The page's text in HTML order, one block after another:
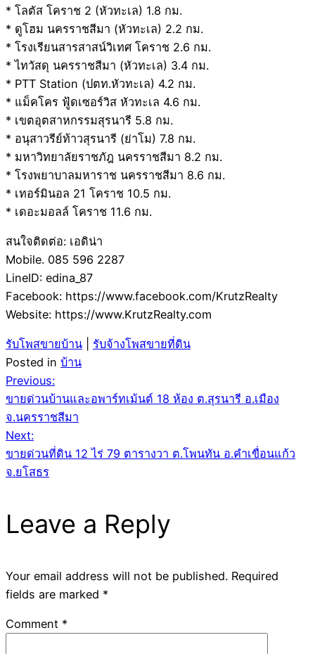
* โลตัส โคราช 2 (หัวทะเล) 1.8 กม.
* ดูโฮม นครราชสีมา (หัวทะเล) 2.2 กม.
* โรงเรียนสารสาสน์วิเทศ โคราช 2.6 กม.
* ไทวัสดุ นครราชสีมา (หัวทะเล) 3.4 กม.
* PTT Station (ปตท.หัวทะเล) 4.2 กม.
* แม็คโคร ฟู้ดเซอร์วิส หัวทะเล 4.6 กม.
* เขตอุตสาหกรรมสุรนารี 5.8 กม.
* อนุสาวรีย์ท้าวสุรนารี (ย่าโม) 7.8 กม.
* มหาวิทยาลัยราชภัฎ นครราชสีมา 8.2 กม.
* โรงพยาบาลมหาราช นครราชสีมา 8.6 กม.
* เทอร์มินอล 21 โคราช 10.5 กม.
* เดอะมอลล์ โคราช 11.6 กม.
สนใจติดต่อ: เอดิน่า
Mobile. 085 596 2287
LineID: edina_87
Facebook: https://www.facebook.com/KrutzRealty
Website: https://www.KrutzRealty.com
รับโพสขายบ้าน
รับจ้างโพสขายที่ดิน
Posted in บ้าน
Post
navigation
Previous:
ขายด่วนบ้านและอพาร์ทเม้นต์ 18 ห้อง ต.สุรนารี อ.เมือง
จ.นครราชสีมา
Next:
ขายด่วนที่ดิน 12 ไร่ 79 ตารางวา ต.โพนทัน อ.คำเขื่อนแก้ว
จ.ยโสธร
Leave a Reply
Your email address will not be published. Required
fields are marked *
Comment *